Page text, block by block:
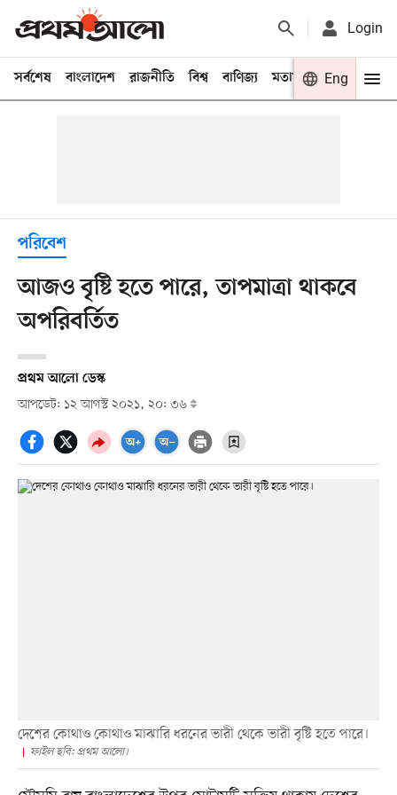
Login
সর্বশেষ বাংলাদেশ রাজনীতি বিশ্ব বাণিজ্য মতামত খেলা
Eng
পরিবেশ
আজও বৃষ্টি হতে পারে, তাপমাত্রা থাকবে
অপরিবর্তিত
প্রথম আলো ডেস্ক
আপডেট: ১২ আগস্ট ২০২১, ২০: ৩৬
দেশের কোথাও কোথাও মাঝারি ধরনের ভারী থেকে ভারী বৃষ্টি হতে পারে।
ফাইল ছবি: প্রথম আলো।